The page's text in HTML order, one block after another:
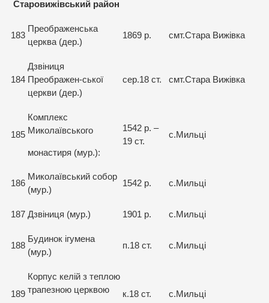
Старовижівський район
183
Преображенська
церква (дер.)
1869 р. смт.Стара Вижівка
184
Дзвіниця
Преображен-ської
церкви (дер.)
сер.18 ст. смт.Стара Вижівка
185
Комплекс
Миколаївського
монастиря (мур.):
1542 р. –
19 ст.
с.Мильці
186
Миколаївський собор
(мур.)
1542 р. с.Мильці
187 Дзвіниця (мур.) 1901 р. с.Мильці
188
Будинок ігумена
(мур.)
п.18 ст. с.Мильці
189
Корпус келій з теплою
трапезною церквою
к.18 ст. с.Мильці